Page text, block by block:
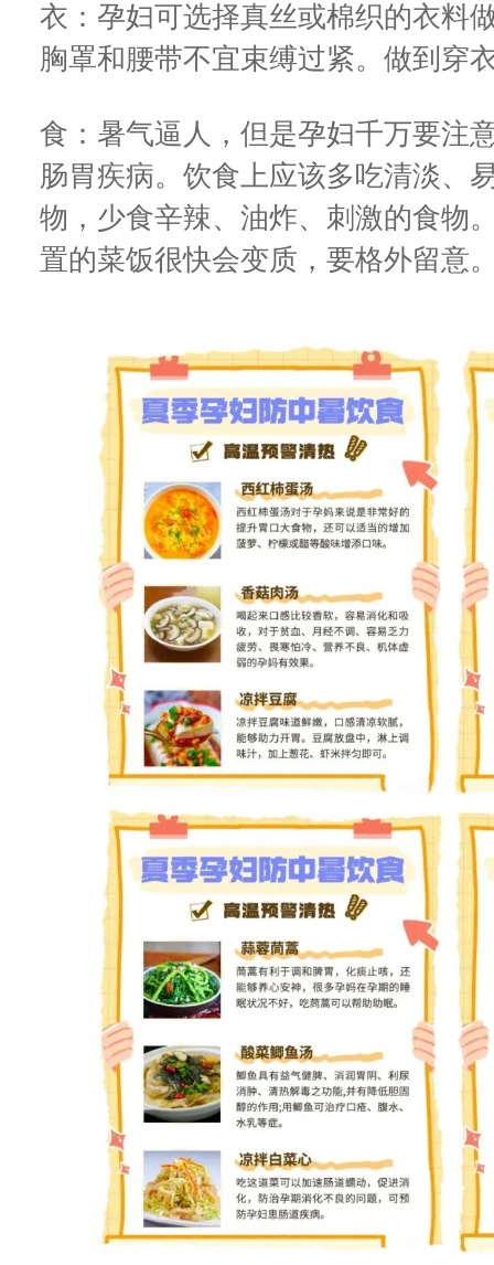
衣：孕妇可选择真丝或棉织的衣料
胸罩和腰带不宜束缚过紧。做到穿
食：暑气逼人，但是孕妇千万要注
肠胃疾病。饮食上应该多吃清淡、
物，少食辛辣、油炸、刺激的食物
置的菜饭很快会变质，要格外留意